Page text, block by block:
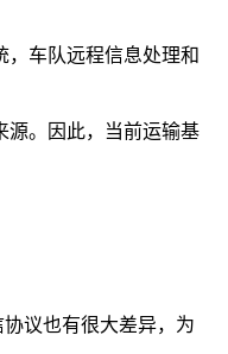
车队远程信息处理和
源。因此，当前运输基
议也有很大差异，为